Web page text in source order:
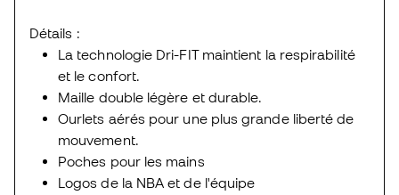
Détails :
La technologie Dri-FIT maintient la respirabilité
et le confort.
Maille double légère et durable.
Ourlets aérés pour une plus grande liberté de
mouvement.
Poches pour les mains
Logos de la NBA et de l'équipe